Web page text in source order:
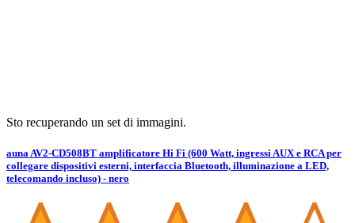
Sto recuperando un set di immagini.
auna AV2-CD508BT amplificatore Hi Fi (600 Watt, ingressi AUX e RCA per
collegare dispositivi esterni, interfaccia Bluetooth, illuminazione a LED,
telecomando incluso) - nero